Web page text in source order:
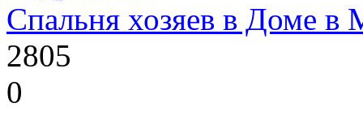
Спальня хозяев в Доме в
2805
0